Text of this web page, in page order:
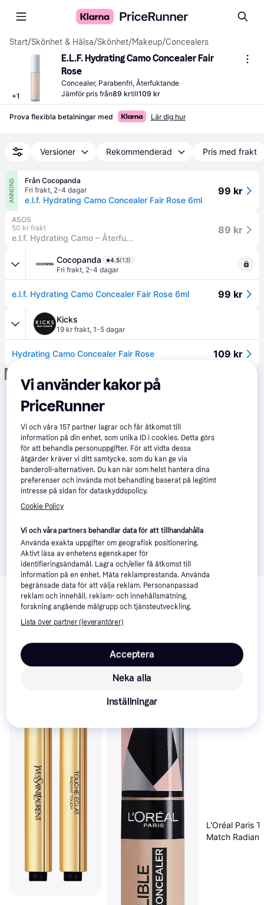
Start/Skönhet & Hälsa/Skönhet/Makeup/Concealers
+1
E.L.F. Hydrating Camo Concealer Fair
Rose
Concealer, Parabenfri, Återfuktande
Jämför pris från89 krtill109 kr
Prova flexibla betalningar med Lär dig hur
Versioner Rekommenderad Pris med frakt
ANNONS
Från Cocopanda
Fri frakt, 2-4 dagar
e.l.f. Hydrating Camo Concealer Fair Rose 6ml
99 kr
ASOS
50 kr frakt
e.l.f. Hydrating Camo – Återfuktande concealer-Flera
89 kr
Cocopanda 4.5(13)
Fri frakt, 2-4 dagar
e.l.f. Hydrating Camo Concealer Fair Rose 6ml 99 kr
Kicks
19 kr frakt, 1-5 dagar
Hydrating Camo Concealer Fair Rose 109 kr
Annons
Relaterade produkter
Vi har plockat fram ett urval av produkter som kanske skulle
-11%
L'Oréal Paris
Match Radiant
Vi använder kakor på
PriceRunner
Vi och våra157 partner lagrar och får åtkomst till
information på din enhet, som unika ID i cookies. Detta görs
för att behandla personuppgifter. För att vidta dessa
åtgärder kräver vi ditt samtycke, som du kan ge via
banderoll-alternativen. Du kan när som helst hantera dina
preferenser och invända mot behandling baserat på legitimt
intresse på sidan för dataskyddspolicy.
Cookie Policy
Vi och våra partners behandlar data för att tillhandahålla
Använda exakta uppgifter om geografisk positionering.
Aktivt läsa av enhetens egenskaper för
identifieringsändamål. Lagra och/eller få åtkomst till
information på en enhet. Mäta reklamprestanda. Använda
begränsade data för att välja reklam. Personanpassad
reklam och innehåll, reklam- och innehållsmätning,
forskning angående målgrupp och tjänsteutveckling.
Lista över partner (leverantörer)
Neka alla
Acceptera
Inställningar